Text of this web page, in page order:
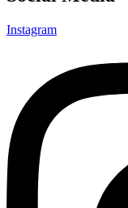
Instagram